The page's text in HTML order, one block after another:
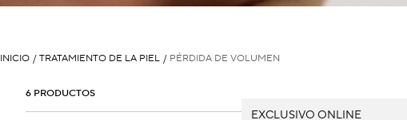
INICIO / TRATAMIENTO DE LA PIEL / PÉRDIDA DE VOLUMEN
6 PRODUCTOS
EXCLUSIVO ONLINE